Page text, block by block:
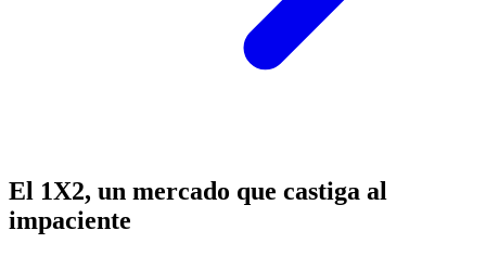
El 1X2, un mercado que castiga al
impaciente